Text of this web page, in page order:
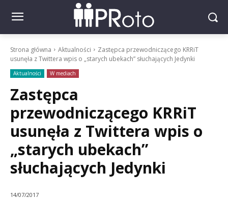
Strona główna Aktualności
Zastępca przewodniczącego KRRiT
usunęła z Twittera wpis o „starych ubekach” słuchających Jedynki
Aktualności W mediach
Zastępca
przewodniczącego KRRiT
usunęła z Twittera wpis o
„starych ubekach”
słuchających Jedynki
14/07/2017